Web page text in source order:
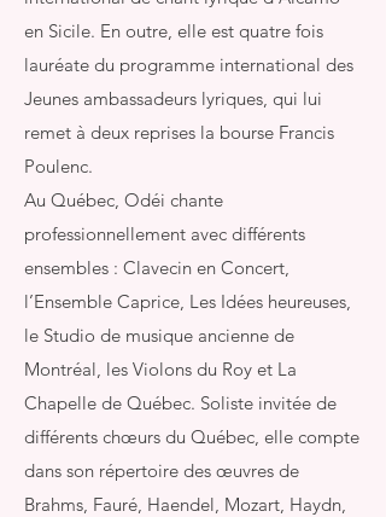
en Sicile. En outre, elle est quatre fois
lauréate du programme international des
Jeunes ambassadeurs lyriques, qui lui
remet à deux reprises la bourse Francis
Poulenc.
Au Québec, Odéi chante
professionnellement avec différents
ensembles : Clavecin en Concert,
l’Ensemble Caprice, Les Idées heureuses,
le Studio de musique ancienne de
Montréal, les Violons du Roy et La
Chapelle de Québec. Soliste invitée de
différents chœurs du Québec, elle compte
dans son répertoire des œuvres de
Brahms, Fauré, Haendel, Mozart, Haydn,